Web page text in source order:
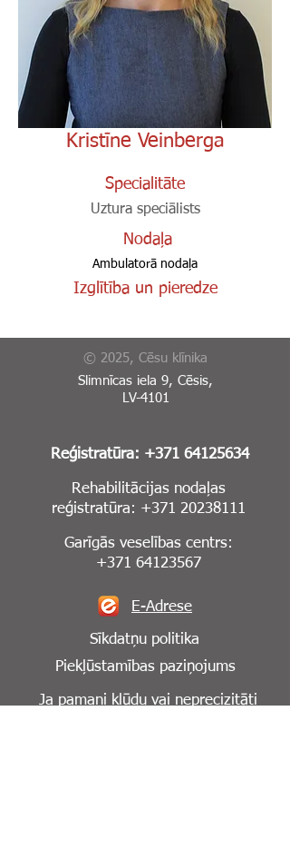
Kristīne Veinberga
Specialitāte
Uztura speciālists
Nodaļa
Ambulatorā nodaļa
Izglītība un pieredze
© 2025, Cēsu klīnika
Slimnīcas iela 9, Cēsis,
LV-4101
Reģistratūra: +371 64125634
Rehabilitācijas nodaļas
reģistratūra: +371 20238111
Garīgās veselības centrs:
+371 64123567
E-Adrese
Sīkdatņu politika
Piekļūstamības paziņojums
Ja pamani kļūdu vai neprecizitāti